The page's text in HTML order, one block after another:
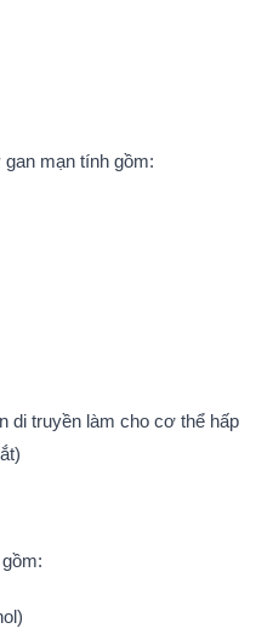
mạn tính gồm:
di truyền làm cho cơ thể hấp